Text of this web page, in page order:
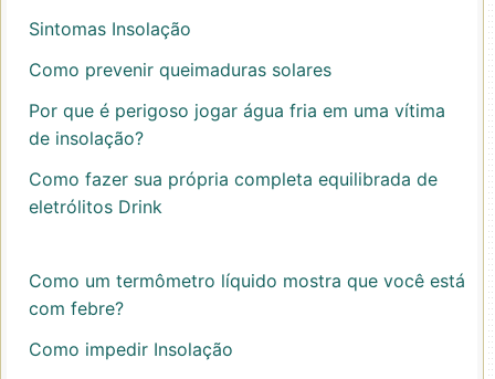
Sintomas Insolação
Como prevenir queimaduras solares
Por que é perigoso jogar água fria em uma vítima
de insolação?
Como fazer sua própria completa equilibrada de
eletrólitos Drink
Como um termômetro líquido mostra que você está
com febre?
Como impedir Insolação